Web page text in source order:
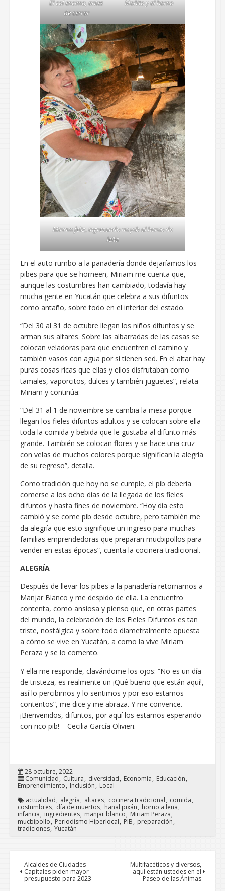
El col encima, antes
de cerrar
Moñito y al horno
Miriam feliz, ingresando un pib al horno de
leña
En el auto rumbo a la panadería donde dejaríamos los
pibes para que se horneen, Miriam me cuenta que,
aunque las costumbres han cambiado, todavía hay
mucha gente en Yucatán que celebra a sus difuntos
como antaño, sobre todo en el interior del estado.
“Del 30 al 31 de octubre llegan los niños difuntos y se
arman sus altares. Sobre las albarradas de las casas se
colocan veladoras para que encuentren el camino y
también vasos con agua por si tienen sed. En el altar hay
puras cosas ricas que ellas y ellos disfrutaban como
tamales, vaporcitos, dulces y también juguetes”, relata
Miriam y continúa:
“Del 31 al 1 de noviembre se cambia la mesa porque
llegan los fieles difuntos adultos y se colocan sobre ella
toda la comida y bebida que le gustaba al difunto más
grande. También se colocan flores y se hace una cruz
con velas de muchos colores porque significan la alegría
de su regreso”, detalla.
Como tradición que hoy no se cumple, el pib debería
comerse a los ocho días de la llegada de los fieles
difuntos y hasta fines de noviembre. “Hoy día esto
cambió y se come pib desde octubre, pero también me
da alegría que esto signifique un ingreso para muchas
familias emprendedoras que preparan mucbipollos para
vender en estas épocas”, cuenta la cocinera tradicional.
ALEGRÍA
Después de llevar los pibes a la panadería retornamos a
Manjar Blanco y me despido de ella. La encuentro
contenta, como ansiosa y pienso que, en otras partes
del mundo, la celebración de los Fieles Difuntos es tan
triste, nostálgica y sobre todo diametralmente opuesta
a cómo se vive en Yucatán, a como la vive Miriam
Peraza y se lo comento.
Y ella me responde, clavándome los ojos: “No es un día
de tristeza, es realmente un ¡Qué bueno que están aquí!,
así lo percibimos y lo sentimos y por eso estamos
contentos”, me dice y me abraza. Y me convence.
¡Bienvenidos, difuntos, por aquí los estamos esperando
con rico pib! – Cecilia García Olivieri.
28 octubre, 2022
Comunidad
Cultura diversidad Economía
Educación
Emprendimiento
Inclusión
Local
actualidad
alegría altares cocinera tradicional
comida
costumbres día de muertos hanal pixán
horno a leña
infancia
ingredientes manjar blanco
Miriam Peraza
mucbipollo
Periodismo Hiperlocal PIB
preparación
tradiciones Yucatán
Alcaldes de Ciudades
Capitales piden mayor
presupuesto para 2023
Multifacéticos y diversos,
aquí están ustedes en el
Paseo de las Ánimas